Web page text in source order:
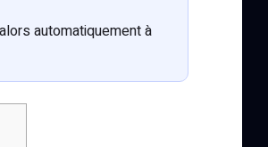
automatiquement à